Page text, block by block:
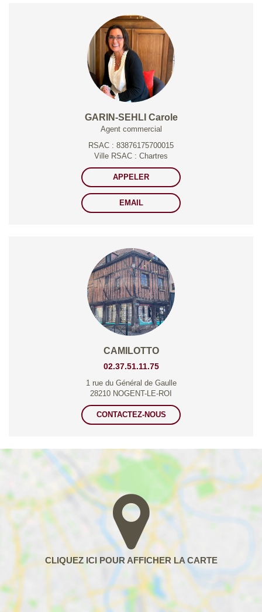
GARIN-SEHLI Carole
Agent commercial
RSAC : 83876175700015
Ville RSAC : Chartres
APPELER
EMAIL
CAMILOTTO
02.37.51.11.75
1 rue du Général de Gaulle
28210 NOGENT-LE-ROI
CONTACTEZ-NOUS